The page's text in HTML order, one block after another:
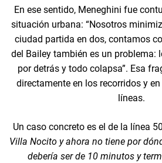
En ese sentido, Meneghini fue
situación urbana: “Nosotros
ciudad partida en dos, contamos
del Bailey también es un problema:
por detrás y todo colapsa”. Esa
directamente en los recorridos y
líneas.
Un caso concreto es el de la línea
Villa Nocito y ahora no tiene por
debería ser de 10 minutos y